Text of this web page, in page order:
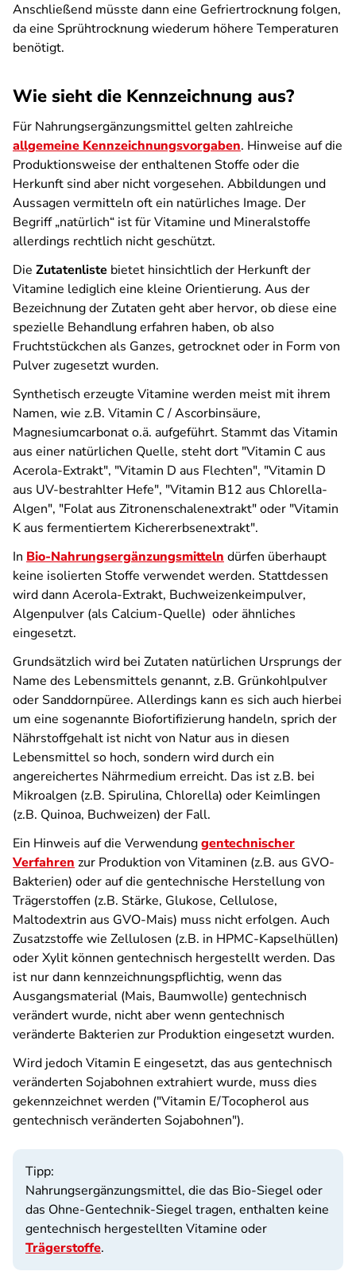
Anschließend müsste dann eine Gefriertrocknung folgen,
da eine Sprühtrocknung wiederum höhere Temperaturen
benötigt.
Wie sieht die Kennzeichnung aus?
Für Nahrungsergänzungsmittel gelten zahlreiche
allgemeine Kennzeichnungsvorgaben. Hinweise auf die
Produktionsweise der enthaltenen Stoffe oder die
Herkunft sind aber nicht vorgesehen. Abbildungen und
Aussagen vermitteln oft ein natürliches Image. Der
Begriff „natürlich“ ist für Vitamine und Mineralstoffe
allerdings rechtlich nicht geschützt.
Die Zutatenliste bietet hinsichtlich der Herkunft der
Vitamine lediglich eine kleine Orientierung. Aus der
Bezeichnung der Zutaten geht aber hervor, ob diese eine
spezielle Behandlung erfahren haben, ob also
Fruchtstückchen als Ganzes, getrocknet oder in Form von
Pulver zugesetzt wurden.
Synthetisch erzeugte Vitamine werden meist mit ihrem
Namen, wie z.B. Vitamin C / Ascorbinsäure,
Magnesiumcarbonat o.ä. aufgeführt. Stammt das Vitamin
aus einer natürlichen Quelle, steht dort "Vitamin C aus
Acerola-Extrakt", "Vitamin D aus Flechten", "Vitamin D
aus UV-bestrahlter Hefe", "Vitamin B12 aus Chlorella-
Algen", "Folat aus Zitronenschalenextrakt" oder "Vitamin
K aus fermentiertem Kichererbsenextrakt".
In Bio-Nahrungsergänzungsmitteln dürfen überhaupt
keine isolierten Stoffe verwendet werden. Stattdessen
wird dann Acerola-Extrakt, Buchweizenkeimpulver,
Algenpulver (als Calcium-Quelle) oder ähnliches
eingesetzt.
Grundsätzlich wird bei Zutaten natürlichen Ursprungs der
Name des Lebensmittels genannt, z.B. Grünkohlpulver
oder Sanddornpüree. Allerdings kann es sich auch hierbei
um eine sogenannte Biofortifizierung handeln, sprich der
Nährstoffgehalt ist nicht von Natur aus in diesen
Lebensmittel so hoch, sondern wird durch ein
angereichertes Nährmedium erreicht. Das ist z.B. bei
Mikroalgen (z.B. Spirulina, Chlorella) oder Keimlingen
(z.B. Quinoa, Buchweizen) der Fall.
Ein Hinweis auf die Verwendunggentechnischer
Verfahren zur Produktion von Vitaminen (z.B. aus GVO-
Bakterien) oder auf die gentechnische Herstellung von
Trägerstoffen (z.B. Stärke, Glukose, Cellulose,
Maltodextrin aus GVO-Mais) muss nicht erfolgen. Auch
Zusatzstoffe wie Zellulosen (z.B. in HPMC-Kapselhüllen)
oder Xylit können gentechnisch hergestellt werden. Das
ist nur dann kennzeichnungspflichtig, wenn das
Ausgangsmaterial (Mais, Baumwolle) gentechnisch
verändert wurde, nicht aber wenn gentechnisch
veränderte Bakterien zur Produktion eingesetzt wurden.
Wird jedoch Vitamin E eingesetzt, das aus gentechnisch
veränderten Sojabohnen extrahiert wurde, muss dies
gekennzeichnet werden ("Vitamin E/Tocopherol aus
gentechnisch veränderten Sojabohnen").
Tipp:
Nahrungsergänzungsmittel, die das Bio-Siegel oder
das Ohne-Gentechnik-Siegel tragen, enthalten keine
gentechnisch hergestellten Vitamine oder
Trägerstoffe.